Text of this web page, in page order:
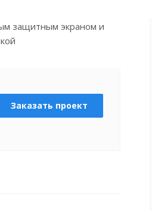
защитным экраном и
Заказать проект